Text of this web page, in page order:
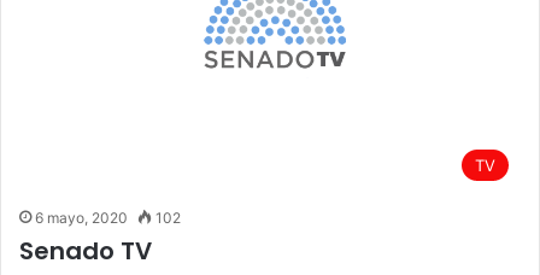
TV
6 mayo, 2020 102
Senado TV